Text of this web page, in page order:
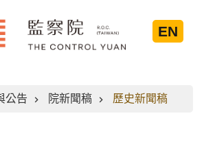
EN
公告 院新聞稿 歷史新聞稿